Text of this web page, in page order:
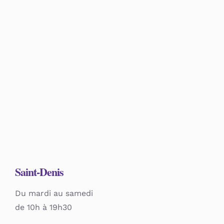
Saint-Denis
Du mardi au samedi
de 10h à 19h30